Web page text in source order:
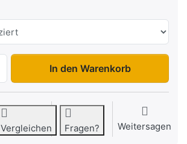
HL 2314 1000 kg zu 1.769,00 €, Menge 1.
In den Warenkorb
Vergleichen Fragen? Weitersagen